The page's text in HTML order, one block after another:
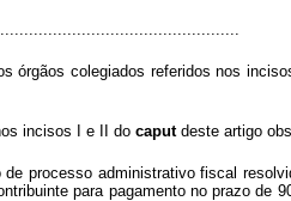
órgãos colegiados referidos nos
incisos I e II do caputdeste artigo
processo administrativo fiscal
para pagamento no prazo